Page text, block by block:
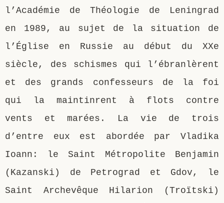
l’Académie de Théologie de Leningrad
en 1989, au sujet de la situation de
l’Église en Russie au début du XXe
siècle, des schismes qui l’ébranlèrent
et des grands confesseurs de la foi
qui la maintinrent à flots contre
vents et marées. La vie de trois
d’entre eux est abordée par Vladika
Ioann: le Saint Métropolite Benjamin
(Kazanski) de Petrograd et Gdov, le
Saint Archevêque Hilarion (Troïtski)